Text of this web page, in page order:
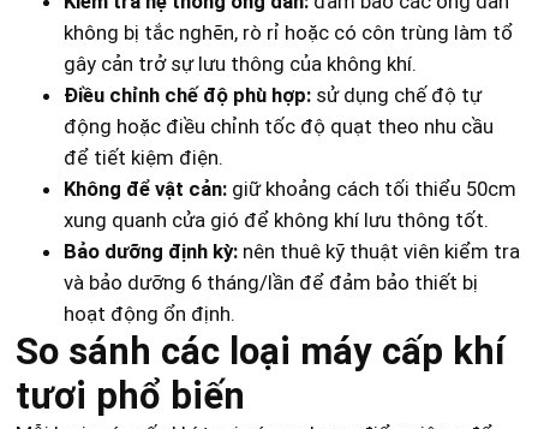
không bị tắc nghẽn, rò rỉ hoặc có côn trùng làm tổ
gây cản trở sự lưu thông của không khí.
Điều chỉnh chế độ phù hợp: sử dụng chế độ tự
động hoặc điều chỉnh tốc độ quạt theo nhu cầu
để tiết kiệm điện.
Không để vật cản: giữ khoảng cách tối thiểu 50cm
xung quanh cửa gió để không khí lưu thông tốt.
Bảo dưỡng định kỳ: nên thuê kỹ thuật viên kiểm tra
và bảo dưỡng 6 tháng/lần để đảm bảo thiết bị
hoạt động ổn định.
So sánh các loại máy cấp khí
tươi phổ biến